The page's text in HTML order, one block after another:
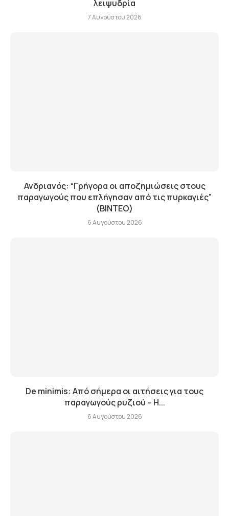
λειψυδρία
7 Αυγούστου 2026
Ανδριανός: “Γρήγορα οι αποζημιώσεις στους
παραγωγούς που επλήγησαν από τις πυρκαγιές”
(BINTEO)
6 Αυγούστου 2026
De minimis: Από σήμερα οι αιτήσεις για τους
παραγωγούς ρυζιού – Η...
6 Αυγούστου 2026